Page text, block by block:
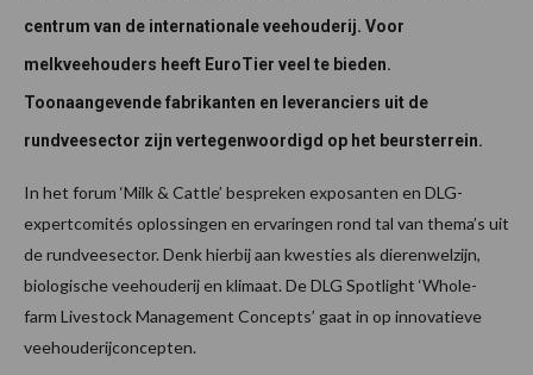
centrum van de internationale veehouderij. Voor
melkveehouders heeft EuroTier veel te bieden.
Toonaangevende fabrikanten en leveranciers uit de
rundveesector zijn vertegenwoordigd op het beursterrein.
In het forum ‘Milk & Cattle’ bespreken exposanten en DLG-
expertcomités oplossingen en ervaringen rond tal van thema’s uit
de rundveesector. Denk hierbij aan kwesties als dierenwelzijn,
biologische veehouderij en klimaat. De DLG Spotlight ‘Whole-
farm Livestock Management Concepts’ gaat in op innovatieve
veehouderijconcepten.